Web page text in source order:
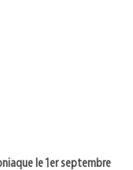
le 1er septembre